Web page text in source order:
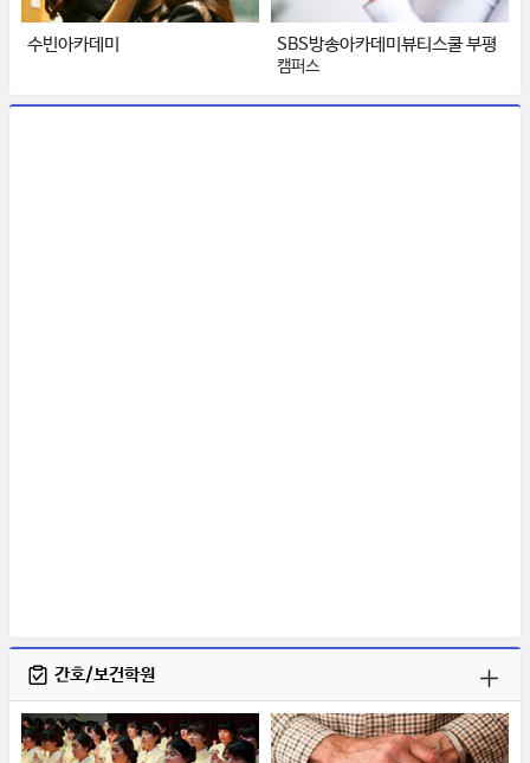
수빈아카데미 SBS방송아카데미뷰티스쿨 부평
캠퍼스
간호/보건학원